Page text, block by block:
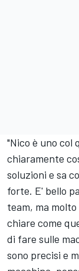
"Nico è uno col
chiaramente
soluzioni e sa
forte. E' bello
team, ma
chiare come
di fare sulle
sono precisi e